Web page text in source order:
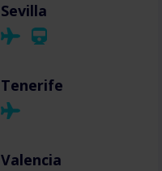
Sevilla
Tenerife
Valencia